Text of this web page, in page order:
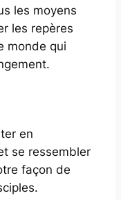
les moyens
les repères
monde qui
en
se ressembler
façon de